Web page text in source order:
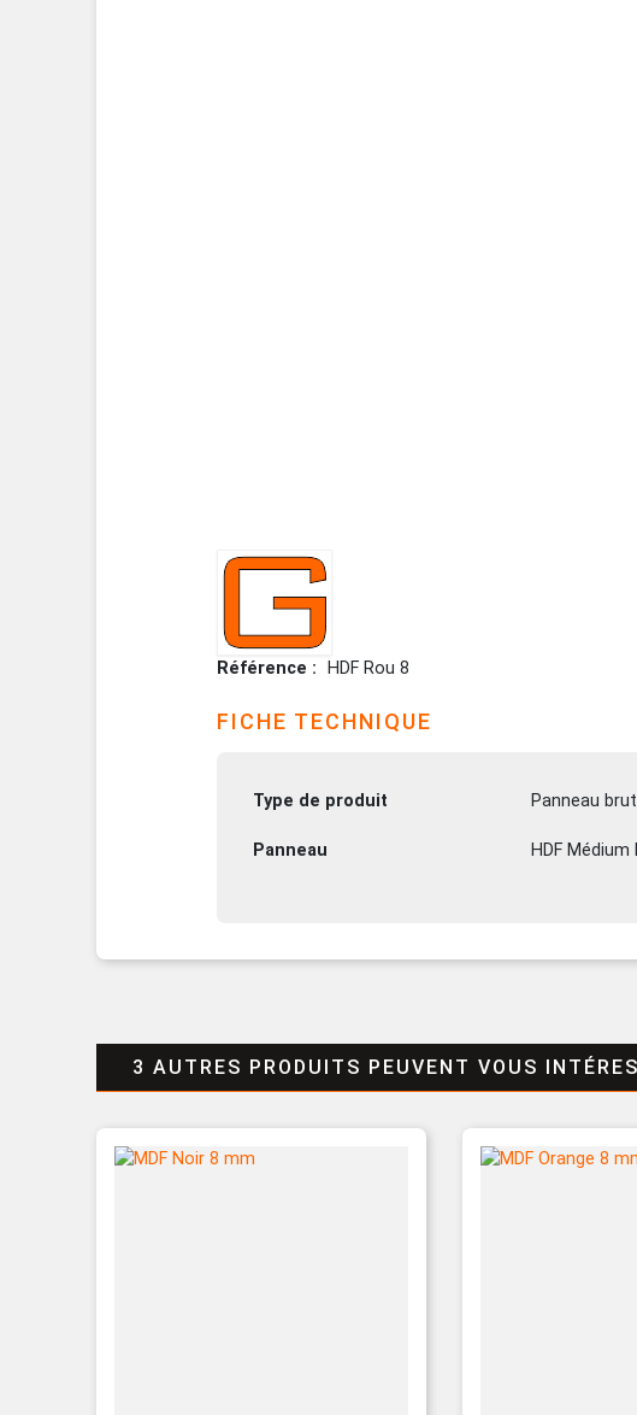
Référence HDF Rou 8
FICHE TECHNIQUE
Type de produit Panneau brut
Panneau HDF
3 AUTRES PRODUITS PEUVENT VOUS